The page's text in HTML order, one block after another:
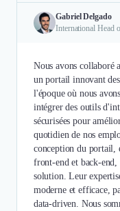
Gabriel Delgado
International Head
Nous avons collaboré
un portail innovant
l'époque où nous
intégrer des outils
sécurisées pour
quotidien de nos
conception du portail,
front-end et back-
solution. Leur
moderne et efficace,
data-driven. Nous